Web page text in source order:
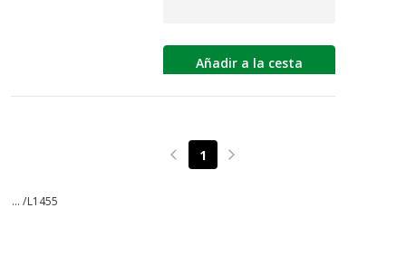
Añadir a la cesta
Page précédente
1 Page suivante
... /L1455